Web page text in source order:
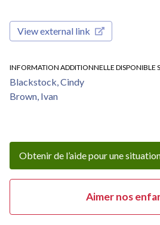
View external link
INFORMATION ADDITIONNELLE DISPONIBLE
Blackstock, Cindy
Brown, Ivan
Obtenir de l’aide pour une
Aimer nos